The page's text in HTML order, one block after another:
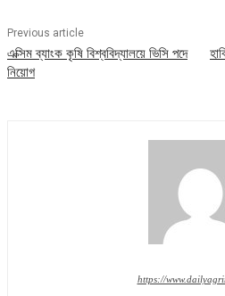
Previous article
এক্সিম ব্যাংক কৃষি বিশ্ববিদ্যালয়ে ভিসি পদে
নিয়োগ
https://